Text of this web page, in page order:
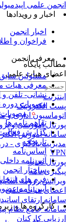
انجمن علمی
اخبار و رویدادها
اخبار انجمن
فراخوان و
معرفی انجمن
مسئولین
معرفی هیات
نشانی- تلفن و
مصوبات دوره نهم-
مصوبات
تفاهم نامه ها
گزارش فعالیت
تاریخچه
اساس‌نامه
آئین‌نامه داخلی
ساختار انجمن
فرم های
آیین نامه
کارگروه ها و
مطالب پایگاه
اعضای هیات علمی
اینترنت
پست الکترونیک
اتوماسیون اداری و
پورتال آموزشی و
سامانه آموزش
مدیریت یادگیری -
VPN
پورتال تغذیه
پیگیری نامه
ویرایش رزومه
اعضای هیات علمی
سامانه ارتقای
سامانه جامع نظام
ارزیابی کارکنان